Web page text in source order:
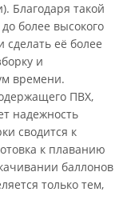
Благодаря такой
более высокого
её более
и
времени.
ПВХ,
надежность
сводится к
к плаванию
баллонов
только тем,